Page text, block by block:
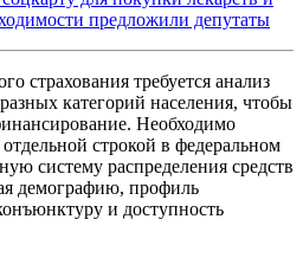
предложили депутаты
страхования требуется анализ
категорий населения, чтобы
Необходимо
строкой в федеральном
систему распределения средств
демографию, профиль
и доступность